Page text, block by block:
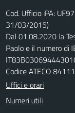
Cod. Ufficio iPA:
31/03/2015)
Dal 01.08.2020 la
Paolo e il numero di
Codice ATECO
Uffici e orari
Numeri utili